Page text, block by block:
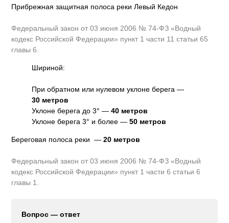
Прибрежная защитная полоса реки Левый Кедон
Федеральный закон от 03 июня 2006 № 74-ФЗ «Водный
кодекс Российской Федерации» пункт 1 части 11 статьи 65
главы 6.
Шириной:
При обратном или нулевом уклоне берега —
30 метров
Уклоне берега до 3° —40 метров
Уклоне берега 3° и более —50 метров
Береговая полоса реки —20 метров
Федеральный закон от 03 июня 2006 № 74-ФЗ «Водный
кодекс Российской Федерации» пункт 1 части 6 статьи 6
главы 1.
Вопрос — ответ